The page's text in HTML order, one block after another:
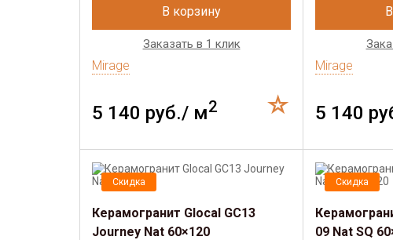
В корзину
Заказать в 1 клик
Mirage
5 140 руб./ м2
Mirage
5 140
Скидка
Керамогранит Glocal GC13
Journey Nat 60×120
Скидка
09 Nat SQ